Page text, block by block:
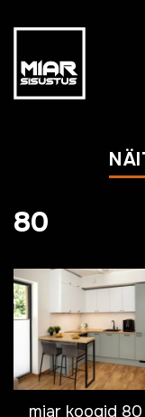
80
miar koogid 80